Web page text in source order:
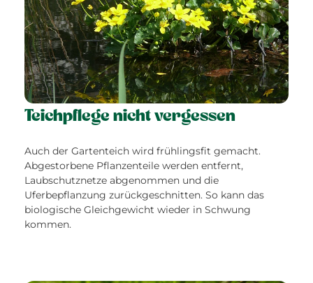
Teichpflege nicht vergessen
Auch der Gartenteich wird frühlingsfit gemacht.
Abgestorbene Pflanzenteile werden entfernt,
Laubschutznetze abgenommen und die
Uferbepflanzung zurückgeschnitten. So kann das
biologische Gleichgewicht wieder in Schwung
kommen.